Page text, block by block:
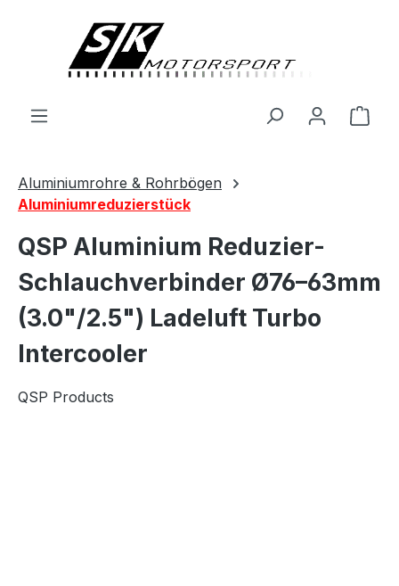
Aluminiumrohre & Rohrbögen
Aluminiumreduzierstück
QSP Aluminium Reduzier-
Schlauchverbinder Ø76–63mm
(3.0"/2.5") Ladeluft Turbo
Intercooler
QSP Products